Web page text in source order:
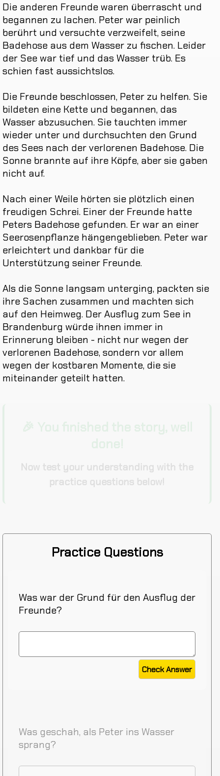
Die anderen Freundewaren überrascht und
begannen zu lachen. Peterwar peinlich
berührt und versuchteverzweifelt,seine
Badehose aus dem Wasser zu fischen. Leider
der Seewar tief und dasWasser trüb. Es
schien fast aussichtslos.
Die Freunde beschlossen, Peter zu helfen. Sie
bildeten eine Kette und begannen, das
Wasser abzusuchen. Sie tauchten immer
wieder unter und durchsuchten den Grund
des Sees nach derverlorenen Badehose. Die
Sonne brannte auf ihre Köpfe, abersie gaben
nicht auf.
Nach einerWeile hörten sie plötzlich einen
freudigen Schrei. Einer der Freunde hatte
Peters Badehose gefunden. Erwar an einer
Seerosenpflanze hängengeblieben. Peterwar
erleichtert und dankbar für die
Unterstützung seiner Freunde.
Als die Sonne langsam unterging, packten sie
ihre Sachen zusammen und machten sich
auf den Heimweg. DerAusflug zum See in
Brandenburg würde ihnen immer in
Erinnerung bleiben - nicht nurwegen der
verlorenen Badehose,sondern vor allem
wegen der kostbaren Momente, diesie
miteinander geteilt hatten.
Now test your understanding with the
practice questions below!
Practice Questions
Was war der Grund für den Ausflug der
Freunde?
Was geschah, als Peter ins Wasser
sprang?